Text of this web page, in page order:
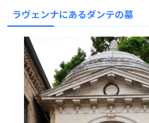
ラヴェンナにあるダンテの墓